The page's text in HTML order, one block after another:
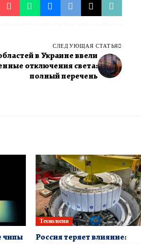
СЛЕДУЮЩАЯ СТАТЬЯ
в Украине ввели
отключения света:
полный перечень
чипы
Технологии
Россия теряет влияние: